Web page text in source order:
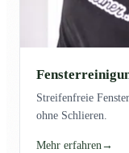
Streifenfreie
ohne Schlieren.
Mehr erfahren→